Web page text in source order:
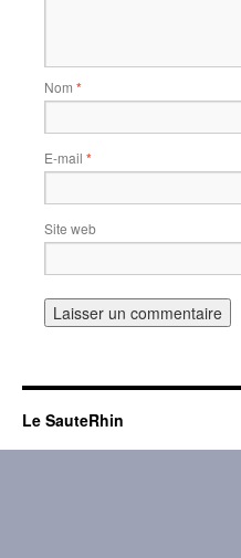
Nom *
E-mail *
Site web
Le SauteRhin